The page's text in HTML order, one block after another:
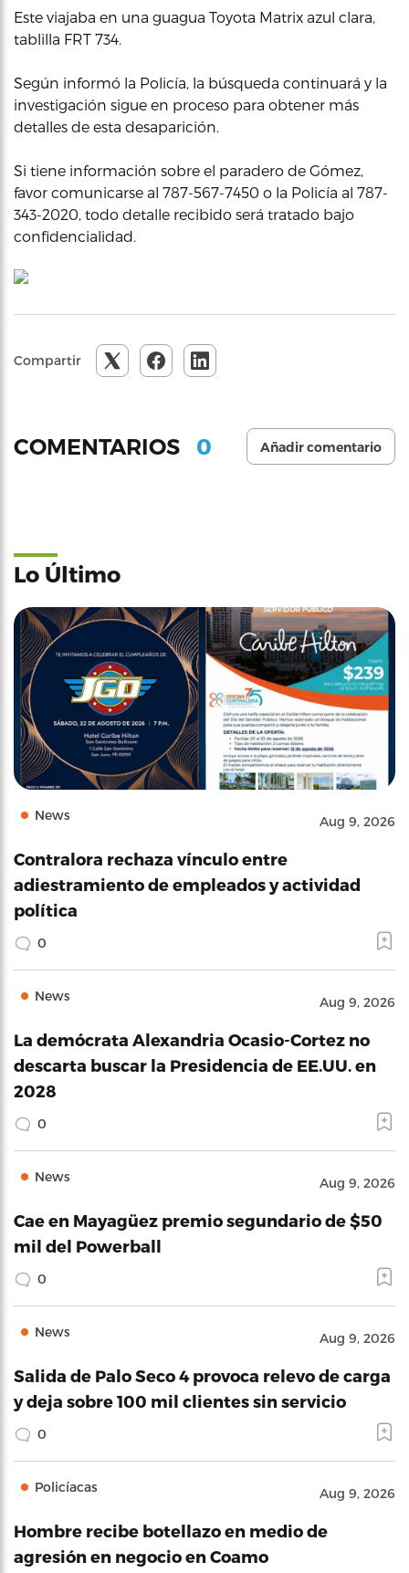
Este viajaba en una guagua Toyota Matrix azul clara,
tablilla FRT 734.
Según informó la Policía, la búsqueda continuará y la
investigación sigue en proceso para obtener más
detalles de esta desaparición.
Si tiene información sobre el paradero de Gómez,
favor comunicarse al 787-567-7450 o la Policía al 787-
343-2020, todo detalle recibido será tratado bajo
confidencialidad.
Compartir
COMENTARIOS 0 Añadir comentario
Lo Último
News Aug 9, 2026
Contralora rechaza vínculo entre
adiestramiento de empleados y actividad
política
0
News Aug 9, 2026
La demócrata Alexandria Ocasio-Cortez no
descarta buscar la Presidencia de EE.UU. en
2028
0
News Aug 9, 2026
Cae en Mayagüez premio segundario de $50
mil del Powerball
0
News Aug 9, 2026
Salida de Palo Seco 4 provoca relevo de carga
y deja sobre 100 mil clientes sin servicio
0
Policíacas Aug 9, 2026
Hombre recibe botellazo en medio de
agresión en negocio en Coamo